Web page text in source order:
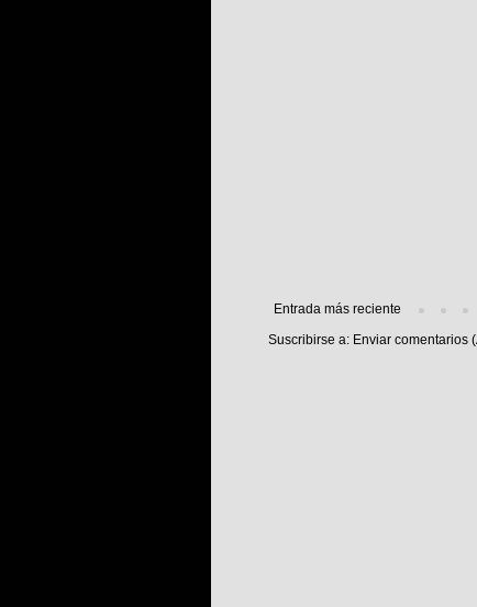
Entrada más reciente
Suscribirse a: Enviar comentarios